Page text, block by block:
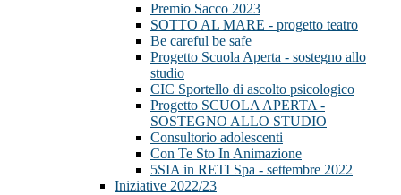
Premio Sacco 2023
SOTTO AL MARE - progetto teatro
Be careful be safe
Progetto Scuola Aperta - sostegno allo
studio
CIC Sportello di ascolto psicologico
Progetto SCUOLA APERTA -
SOSTEGNO ALLO STUDIO
Consultorio adolescenti
Con Te Sto In Animazione
5SIA in RETI Spa - settembre 2022
Iniziative 2022/23